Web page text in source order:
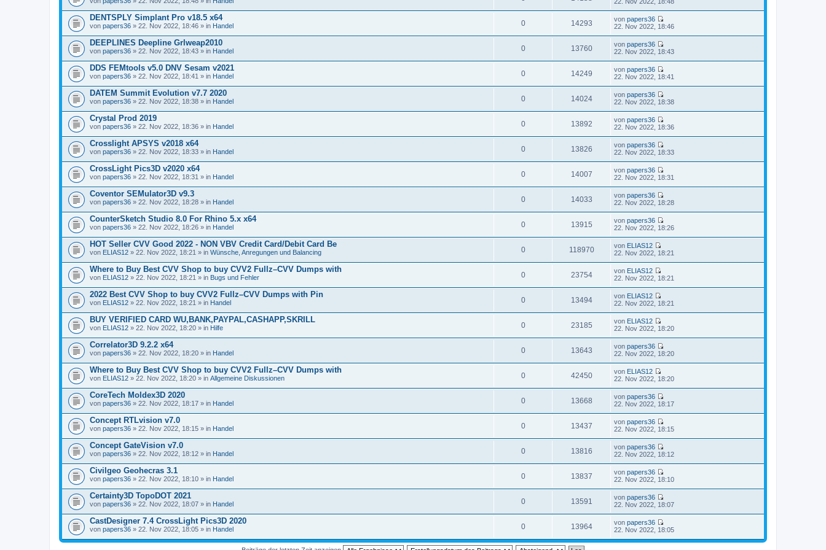
t
r
g
i
t
r
g
s
t
r
i
t
r
g
s
t
r
i
t
r
g
DENTSPLY Simplant Pro v18.5 x64
von papers36 » 22. Nov 2022, 18:46 » in Handel 0 14293 von papers36
N
s
t
r
i
t
r
g
22. Nov 2022, 18:46
DEEPLINES Deepline Grlweap2010
von papers36 » 22. Nov 2022, 18:43 » in Handel 0 13760 von papers36
N
s
t
r
i
t
r
g
22. Nov 2022, 18:43
DDS FEMtools v5.0 DNV Sesam v2021
von papers36 » 22. Nov 2022, 18:41 » in Handel 0 14249 von papers36
N
s
t
r
i
t
r
g
22. Nov 2022, 18:41
DATEM Summit Evolution v7.7 2020
von papers36 » 22. Nov 2022, 18:38 » in Handel 0 14024 von papers36
N
s
t
r
i
t
r
g
22. Nov 2022, 18:38
Crystal Prod 2019
von papers36 » 22. Nov 2022, 18:36 » in Handel 0 13892 von papers36
N
s
t
r
i
t
r
g
22. Nov 2022, 18:36
Crosslight APSYS v2018 x64
von papers36 » 22. Nov 2022, 18:33 » in Handel 0 13826 von papers36
N
s
t
r
i
t
r
g
22. Nov 2022, 18:33
CrossLight Pics3D v2020 x64
von papers36 » 22. Nov 2022, 18:31 » in Handel 0 14007 von papers36
N
s
t
r
i
t
r
g
22. Nov 2022, 18:31
Coventor SEMulator3D v9.3
von papers36 » 22. Nov 2022, 18:28 » in Handel 0 14033 von papers36
N
s
t
r
i
t
r
g
22. Nov 2022, 18:28
CounterSketch Studio 8.0 For Rhino 5.x x64
von papers36 » 22. Nov 2022, 18:26 » in Handel 0 13915 von papers36
N
s
t
r
i
t
r
g
22. Nov 2022, 18:26
HOT Seller CVV Good 2022 - NON VBV Credit Card/Debit Card Be
von ELIAS12 » 22. Nov 2022, 18:21 » in Wünsche, Anregungen und Balancing 0 118970 von ELIAS12
N
s
t
r
i
t
r
a
g
22. Nov 2022, 18:21
Where to Buy Best CVV Shop to buy CVV2 Fullz–CVV Dumps with
von ELIAS12 » 22. Nov 2022, 18:21 » in Bugs und Fehler 0 23754 von ELIAS12
N
s
t
r
e
i
t
r
g
22. Nov 2022, 18:21
2022 Best CVV Shop to buy CVV2 Fullz–CVV Dumps with Pin
von ELIAS12 » 22. Nov 2022, 18:21 » in Handel 0 13494 von ELIAS12
N
s
t
e
r
i
t
r
a
g
22. Nov 2022, 18:21
BUY VERIFIED CARD WU,BANK,PAYPAL,CASHAPP,SKRILL
von ELIAS12 » 22. Nov 2022, 18:20 » in Hilfe 0 23185 von ELIAS12
N
u
e
s
t
r
e
i
t
r
a
g
22. Nov 2022, 18:20
Correlator3D 9.2.2 x64
von papers36 » 22. Nov 2022, 18:20 » in Handel 0 13643 von papers36
N
s
t
r
i
t
r
g
22. Nov 2022, 18:20
Where to Buy Best CVV Shop to buy CVV2 Fullz–CVV Dumps with
von ELIAS12 » 22. Nov 2022, 18:20 » in Allgemeine Diskussionen 0 42450 von ELIAS12
N
u
e
s
t
e
r
e
i
t
r
a
g
22. Nov 2022, 18:20
CoreTech Moldex3D 2020
von papers36 » 22. Nov 2022, 18:17 » in Handel 0 13668 von papers36
N
s
t
r
i
t
r
g
22. Nov 2022, 18:17
Concept RTLvision v7.0
von papers36 » 22. Nov 2022, 18:15 » in Handel 0 13437 von papers36
N
s
t
r
i
t
r
g
22. Nov 2022, 18:15
Concept GateVision v7.0
von papers36 » 22. Nov 2022, 18:12 » in Handel 0 13816 von papers36
N
s
t
r
i
t
r
22. Nov 2022, 18:12
Civilgeo Geohecras 3.1
von papers36 » 22. Nov 2022, 18:10 » in Handel 0 13837 von papers36
N
s
t
r
e
22. Nov 2022, 18:10
Certainty3D TopoDOT 2021
von papers36 » 22. Nov 2022, 18:07 » in Handel 0 13591 von papers36
N
s
t
22. Nov 2022, 18:07
CastDesigner 7.4 CrossLight Pics3D 2020
von papers36 » 22. Nov 2022, 18:05 » in Handel 0 13964 von papers36
N
u
22. Nov 2022, 18:05